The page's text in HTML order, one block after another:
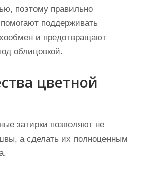
поэтому правильно
поддерживать
и предотвращают
облицовкой.
цветной
затирки позволяют не
а сделать их полноценным